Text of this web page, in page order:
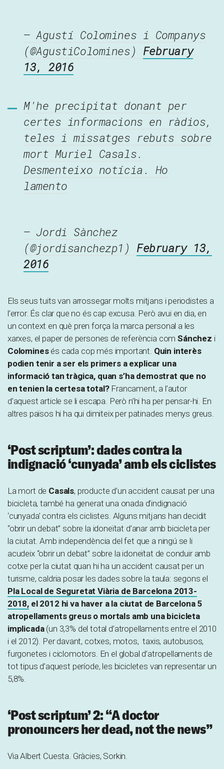
— Agustí Colomines i Companys
(@AgustiColomines) February
13, 2016
M'he precipitat donant per
certes informacions en ràdios,
teles i missatges rebuts sobre
mort Muriel Casals.
Desmenteixo notícia. Ho
lamento
— Jordi Sànchez
(@jordisanchezp1) February 13,
2016
Els seus tuits van arrossegar molts mitjans i periodistes a
l’error. És clar que no és cap excusa. Però avui en dia, en
un context en què pren força la marca personal a les
xarxes, el paper de persones de referència comSánchez i
Colominesés cada cop més important. Quin interès
podien tenir a ser els primers a explicar una
informació tan tràgica, quan s’ha demostrat que no
en tenien la certesa total?Francament, a l’autor
d’aquest article se li escapa. Però n’hi ha per pensar-hi. En
altres països hi ha qui dimiteix per patinades menys greus.
‘Post scriptum’: dades contra la
indignació ‘cunyada’ amb els ciclistes
La mort de Casals, producte d’un accident causat per una
bicicleta, també ha generat una onada d’indignació
‘cunyada’ contra els ciclistes. Alguns mitjans han decidit
“obrir un debat” sobre la idoneïtat d’anar amb bicicleta per
la ciutat. Amb independència del fet que a ningú se li
acudeix “obrir un debat” sobre la idoneïtat de conduir amb
cotxe per la ciutat quan hi ha un accident causat per un
turisme, caldria posar les dades sobre la taula: segons el
Pla Local de Seguretat Viària de Barcelona 2013-
2018, el 2012 hi va haver a la ciutat de Barcelona 5
atropellaments greus o mortals amb una bicicleta
implicada(un 3,3% del total d’atropellaments entre el 2010
i el 2012). Per davant, cotxes, motos, taxis, autobusos,
furgonetes i ciclomotors. En el global d’atropellaments de
tot tipus d’aquest període, les bicicletes van representar un
5,8%.
‘Post scriptum’ 2: “A doctor
pronouncers her dead, not the news”
Via Albert Cuesta. Gràcies, Sorkin.